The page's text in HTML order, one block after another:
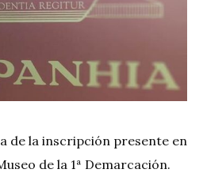
de la inscripción presente en
de la 1ª Demarcación.